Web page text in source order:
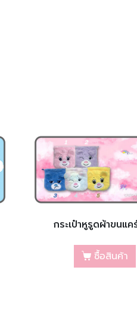
กระเป๋าหูรูดผ้าขนแค
ซื้อสินค้า